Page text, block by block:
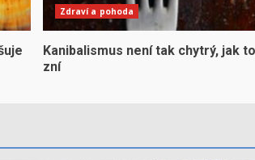
Zdraví a pohoda
Kanibalismus není tak chytrý, jak to
zní